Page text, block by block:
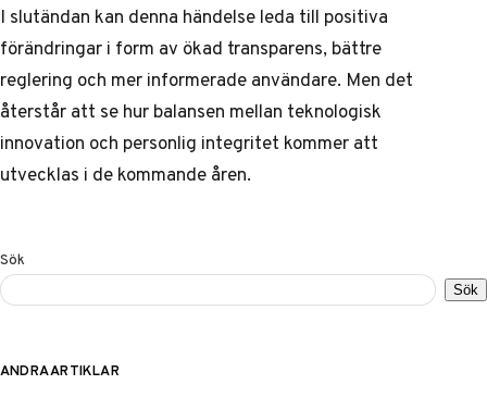
I slutändan kan denna händelse leda till positiva
förändringar i form av ökad transparens, bättre
reglering och mer informerade användare. Men det
återstår att se hur balansen mellan teknologisk
innovation och personlig integritet kommer att
utvecklas i de kommande åren.
Sök
Sök
ANDRA ARTIKLAR